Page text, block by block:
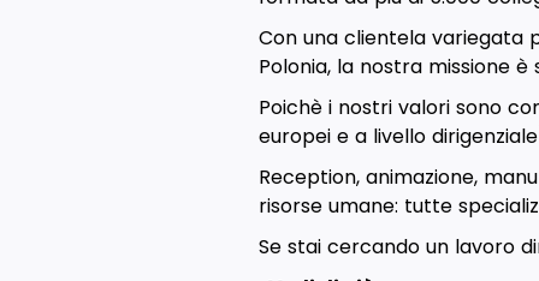
Con una clientela variegata
Polonia, la nostra missione
Poichè i nostri valori sono
europei e a livello
Reception, animazione,
risorse umane: tutte
Se stai cercando un lavoro